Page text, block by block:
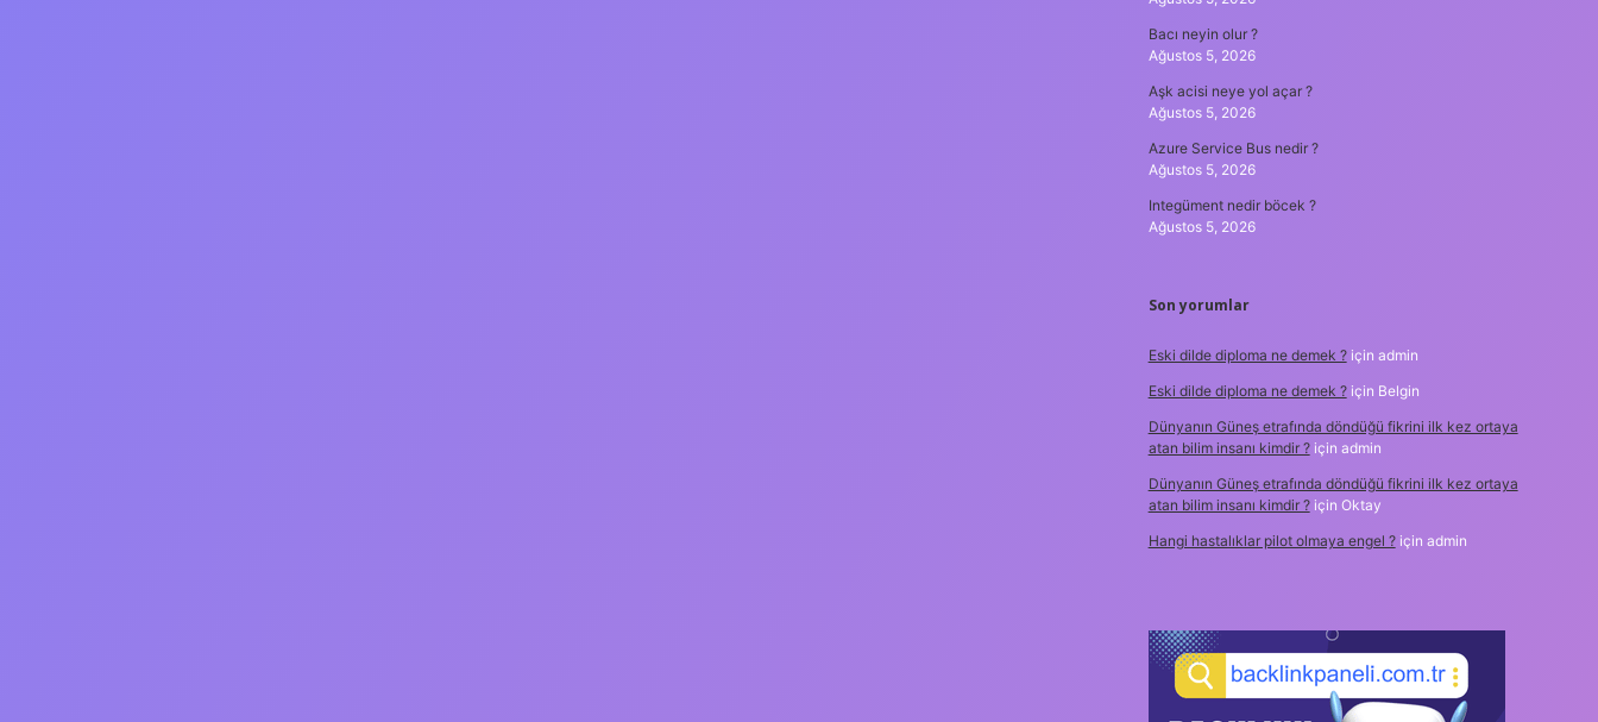
Bacı neyin olur ?
Ağustos 5, 2026
Aşk acisi neye yol açar ?
Ağustos 5, 2026
Azure Service Bus nedir ?
Ağustos 5, 2026
Integüment nedir böcek ?
Ağustos 5, 2026
Son yorumlar
Eski dilde diploma ne demek ?için admin
Eski dilde diploma ne demek ?için Belgin
Dünyanın Güneş etrafında döndüğü fikrini ilk kez ortaya
atan bilim insanı kimdir ?için admin
Dünyanın Güneş etrafında döndüğü fikrini ilk kez ortaya
atan bilim insanı kimdir ?için Oktay
Hangi hastalıklar pilot olmaya engel ?için admin